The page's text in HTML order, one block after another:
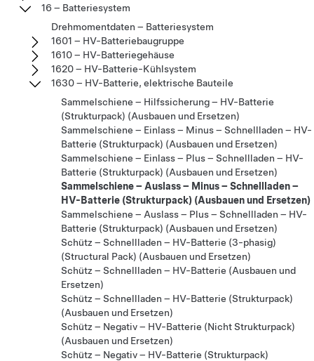
16 – Batteriesystem
Drehmomentdaten – Batteriesystem
1601 – HV-Batteriebaugruppe
1610 – HV-Batteriegehäuse
1620 – HV-Batterie-Kühlsystem
1630 – HV-Batterie, elektrische Bauteile
Sammelschiene – Hilfssicherung – HV-Batterie
(Strukturpack) (Ausbauen und Ersetzen)
Sammelschiene – Einlass – Minus – Schnellladen – HV-
Batterie (Strukturpack) (Ausbauen und Ersetzen)
Sammelschiene – Einlass – Plus – Schnellladen – HV-
Batterie (Strukturpack) (Ausbauen und Ersetzen)
Sammelschiene – Auslass – Minus – Schnellladen –
HV-Batterie (Strukturpack) (Ausbauen und Ersetzen)
Sammelschiene – Auslass – Plus – Schnellladen – HV-
Batterie (Strukturpack) (Ausbauen und Ersetzen)
Schütz – Schnellladen – HV-Batterie (3-phasig)
(Structural Pack) (Ausbauen und Ersetzen)
Schütz – Schnellladen – HV-Batterie (Ausbauen und
Ersetzen)
Schütz – Schnellladen – HV-Batterie (Strukturpack)
(Ausbauen und Ersetzen)
Schütz – Negativ – HV-Batterie (Nicht Strukturpack)
(Ausbauen und Ersetzen)
Schütz – Negativ – HV-Batterie (Strukturpack)